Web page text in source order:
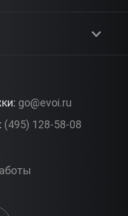
ответы
подарки
go@evoi.ru
(495) 128-58-08